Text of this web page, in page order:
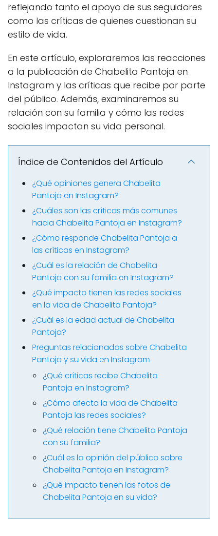
reflejando tanto el apoyo de sus seguidores
como las críticas de quienes cuestionan su
estilo de vida.
En este artículo, exploraremos las reacciones
a la publicación de Chabelita Pantoja en
Instagram y las críticas que recibe por parte
del público. Además, examinaremos su
relación con su familia y cómo las redes
sociales impactan su vida personal.
Índice de Contenidos del Artículo
¿Qué opiniones genera Chabelita
Pantoja en Instagram?
¿Cuáles son las críticas más comunes
hacia Chabelita Pantoja en Instagram?
¿Cómo responde Chabelita Pantoja a
las críticas en Instagram?
¿Cuál es la relación de Chabelita
Pantoja con su familia en Instagram?
¿Qué impacto tienen las redes sociales
en la vida de Chabelita Pantoja?
¿Cuál es la edad actual de Chabelita
Pantoja?
Preguntas relacionadas sobre Chabelita
Pantoja y su vida en Instagram
¿Qué críticas recibe Chabelita
Pantoja en Instagram?
¿Cómo afecta la vida de Chabelita
Pantoja las redes sociales?
¿Qué relación tiene Chabelita Pantoja
con su familia?
¿Cuál es la opinión del público sobre
Chabelita Pantoja en Instagram?
¿Qué impacto tienen las fotos de
Chabelita Pantoja en su vida?